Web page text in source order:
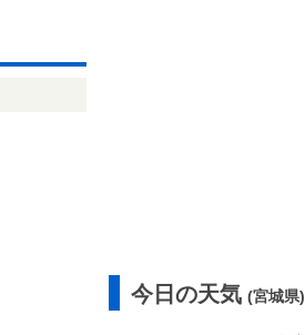
今日の天気 (宮城県)